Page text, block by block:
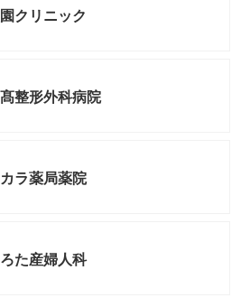
クリニック
髙整形外科病院
ラ薬局薬院
た産婦人科